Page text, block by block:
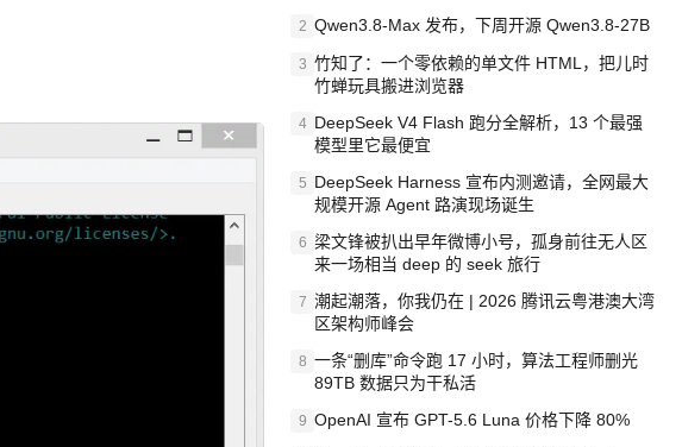
2 Qwen3.8-Max 发布，下周开源 Qwen3.8-27B
3 竹知了：一个零依赖的单文件 HTML，把儿时
竹蝉玩具搬进浏览器
4 DeepSeek V4 Flash 跑分全解析，13 个最强
模型里它最便宜
5 DeepSeek Harness 宣布内测邀请，全网最大
规模开源 Agent 路演现场诞生
6 梁文锋被扒出早年微博小号，孤身前往无人区
来一场相当 deep 的 seek 旅行
7 潮起潮落，你我仍在 | 2026 腾讯云粤港澳大湾
区架构师峰会
8 一条“删库”命令跑 17 小时，算法工程师删光
89TB 数据只为干私活
9 OpenAI 宣布 GPT-5.6 Luna 价格下降 80%